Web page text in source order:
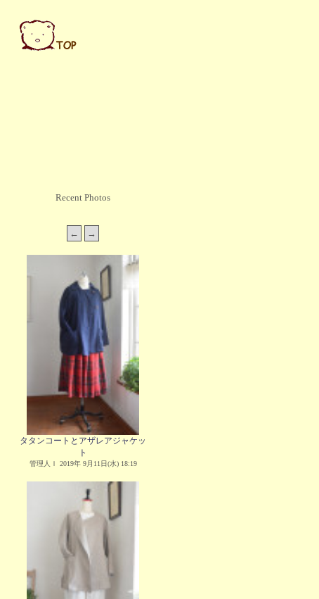
Recent Photos
タタンコートとアザレアジャケッ
ト
管理人Ｉ 2019年 9月11日(水) 18:19